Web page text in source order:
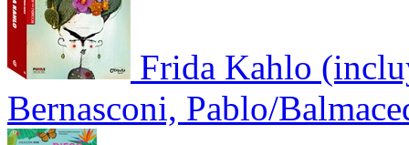
Frida Kahlo
Bernasconi, Pablo/